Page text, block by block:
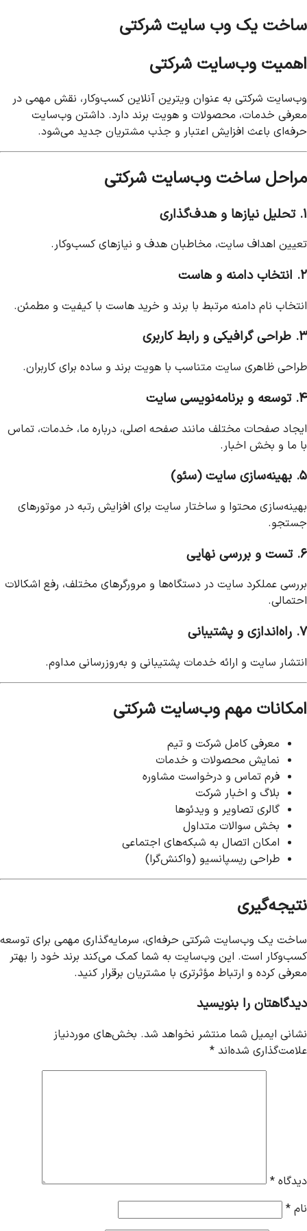
ساخت یک وب سایت شرکتی
اهمیت وب‌سایت شرکتی
وب‌سایت شرکتی به عنوان ویترین آنلاین کسب‌وکار، نقش مهمی در
معرفی خدمات، محصولات و هویت برند دارد. داشتن وب‌سایت
حرفه‌ای باعث افزایش اعتبار و جذب مشتریان جدید می‌شود.
مراحل ساخت وب‌سایت شرکتی
۱. تحلیل نیازها و هدف‌گذاری
تعیین اهداف سایت، مخاطبان هدف و نیازهای کسب‌وکار.
۲. انتخاب دامنه و هاست
انتخاب نام دامنه مرتبط با برند و خرید هاست با کیفیت و مطمئن.
۳. طراحی گرافیکی و رابط کاربری
طراحی ظاهری سایت متناسب با هویت برند و ساده برای کاربران.
۴. توسعه و برنامه‌نویسی سایت
ایجاد صفحات مختلف مانند صفحه اصلی، درباره ما، خدمات، تماس
با ما و بخش اخبار.
۵. بهینه‌سازی سایت (سئو)
بهینه‌سازی محتوا و ساختار سایت برای افزایش رتبه در موتورهای
جستجو.
۶. تست و بررسی نهایی
بررسی عملکرد سایت در دستگاه‌ها و مرورگرهای مختلف، رفع اشکالات
احتمالی.
۷. راه‌اندازی و پشتیبانی
انتشار سایت و ارائه خدمات پشتیبانی و به‌روزرسانی مداوم.
امکانات مهم وب‌سایت شرکتی
معرفی کامل شرکت و تیم
نمایش محصولات و خدمات
فرم تماس و درخواست مشاوره
بلاگ و اخبار شرکت
گالری تصاویر و ویدئوها
بخش سوالات متداول
امکان اتصال به شبکه‌های اجتماعی
طراحی ریسپانسیو (واکنش‌گرا)
نتیجه‌گیری
ساخت یک وب‌سایت شرکتی حرفه‌ای، سرمایه‌گذاری مهمی برای توسعه
کسب‌وکار است. این وب‌سایت به شما کمک می‌کند برند خود را بهتر
معرفی کرده و ارتباط مؤثرتری با مشتریان برقرار کنید.
دیدگاهتان را بنویسید
نشانی ایمیل شما منتشر نخواهد شد. بخش‌های موردنیاز
علامت‌گذاری شده‌اند *
دیدگاه *
نام *